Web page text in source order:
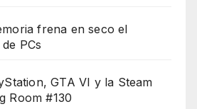
frena en seco el
PCs
GTA VI y la Steam
Room #130